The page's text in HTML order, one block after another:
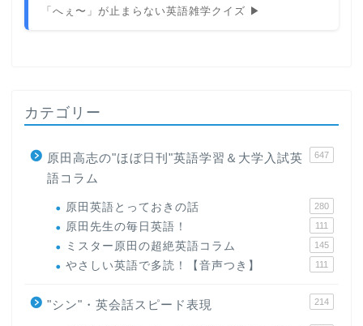
「へぇ〜」が止まらない英語雑学クイズ ▶
カテゴリー
原田高志の"ほぼ日刊"英語学習＆大学入試英
語コラム
647
原田英語とっておきの話 280
原田先生の毎日英語！ 111
ミスター原田の超絶英語コラム 145
やさしい英語で多読！【音声つき】 111
"シン"・英会話スピード表現 214